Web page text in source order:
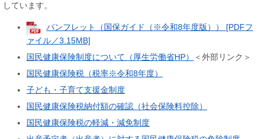
しています。
パンフレット（国保ガイド（※令和8年度版）） [PDFフ
ァイル／3.15MB]
国民健康保険制度について（厚生労働省HP）
＜外部リンク＞
国民健康保険税（税率※令和8年度）
子ども・子育て支援金制度
国民健康保険税納付額の確認（社会保険料控除）
国民健康保険税の軽減・減免制度